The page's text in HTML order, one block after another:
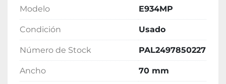
Modelo E934MP
Condición Usado
Número de Stock PAL2497850227
Ancho 70 mm